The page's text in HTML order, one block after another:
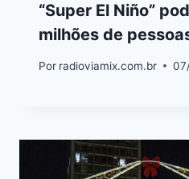
“Super El Niño”
milhões de
Por radioviamix.com.br